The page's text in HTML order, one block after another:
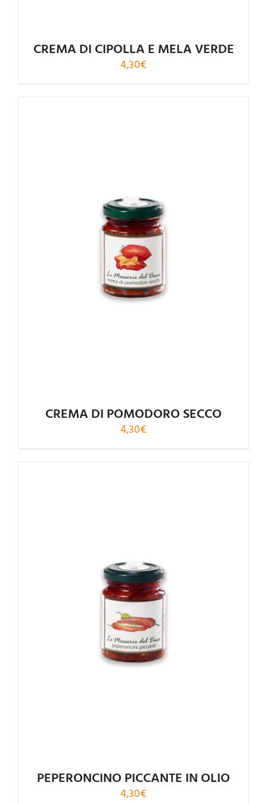
CREMA DI CIPOLLA E MELA VERDE
4,30€
CREMA DI POMODORO SECCO
4,30€
Rated5.00
out of 5
PEPERONCINO PICCANTE IN OLIO
4,30€